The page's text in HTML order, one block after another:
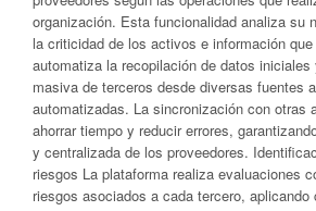
organización. Esta funcionalidad analiza su
la criticidad de los activos e información
automatiza la recopilación de datos
masiva de terceros desde diversas fuentes
automatizadas. La sincronización con otras
ahorrar tiempo y reducir errores,
y centralizada de los proveedores.
riesgos La plataforma realiza evaluaciones
riesgos asociados a cada tercero, aplicando